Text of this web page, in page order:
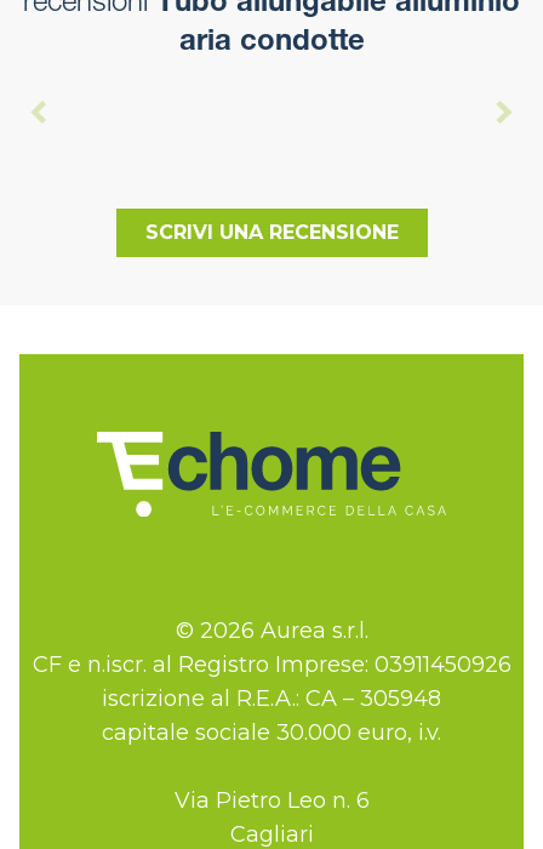
aria condotte
SCRIVI UNA RECENSIONE
© 2026 Aurea s.r.l.
CF e n.iscr. al Registro Imprese: 03911450926
iscrizione al R.E.A.: CA – 305948
capitale sociale 30.000 euro, i.v.
Via Pietro Leo n. 6
Cagliari